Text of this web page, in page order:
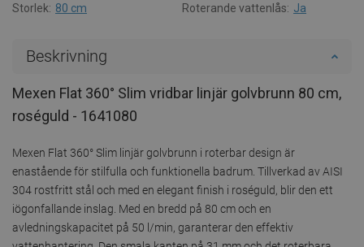
Storlek: 80 cm Roterande vattenlås: Ja
Beskrivning
Mexen Flat 360° Slim vridbar linjär golvbrunn 80 cm,
roséguld - 1641080
Mexen Flat 360° Slim linjär golvbrunn i roterbar design är
enastående för stilfulla och funktionella badrum. Tillverkad av AISI
304 rostfritt stål och med en elegant finish i roséguld, blir den ett
iögonfallande inslag. Med en bredd på 80 cm och en
avledningskapacitet på 50 l/min, garanterar den effektiv